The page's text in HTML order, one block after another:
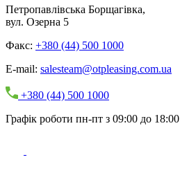
Петропавлівська Борщагівка,
вул. Озерна 5
Факс: +380 (44) 500 1000
E-mail: salesteam@otpleasing.com.ua
+380 (44) 500 1000
Графік роботи пн-пт з 09:00 до 18:00